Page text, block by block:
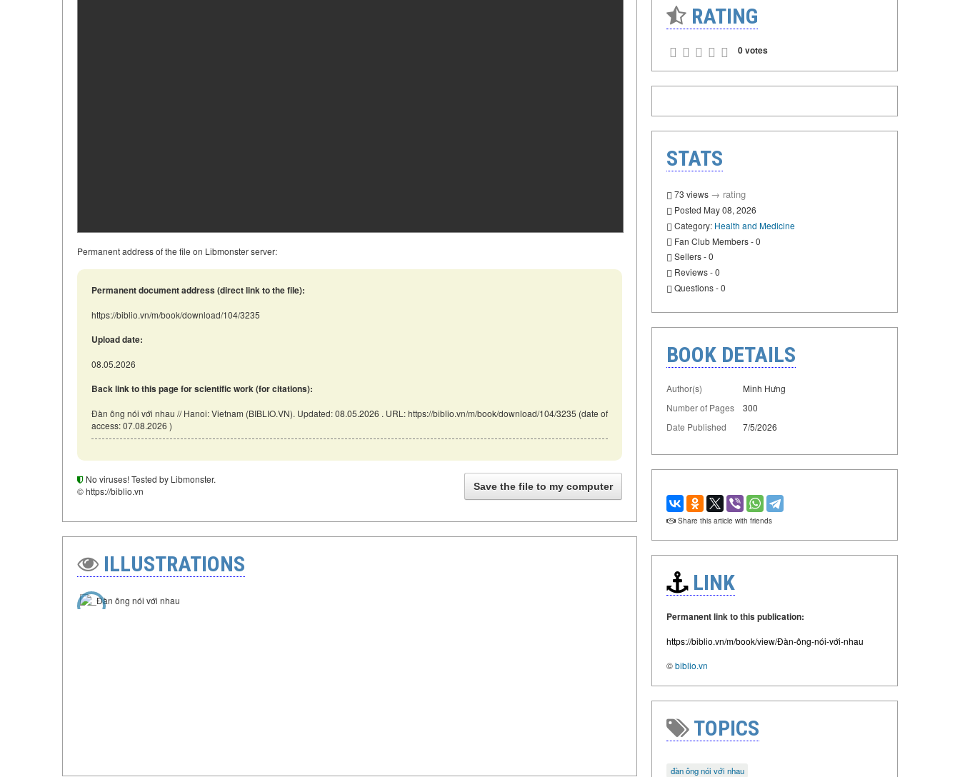
Permanent address of the file on Libmonster server:
Permanent document address (direct link to the file):
https://biblio.vn/m/book/download/104/3235
Upload date:
08.05.2026
Back link to this page for scientific work (for citations):
Đàn ông nói với nhau // Hanoi: Vietnam (BIBLIO.VN). Updated: 08.05.2026 . URL: https://biblio.vn/m/book/download/104/3235 (date of
access: 07.08.2026 )
No viruses! Tested by Libmonster.
© https://biblio.vn
ILLUSTRATIONS
RATING
0 votes
STATS
73 views → rating
Posted May 08, 2026
Category: Health and Medicine
Fan Club Members - 0
Sellers - 0
Reviews - 0
Questions - 0
BOOK DETAILS
Author(s)
Minh Hưng
Number of Pages
300
Date Published
7/5/2026
Share this article with friends
LINK
Permanent link to this publication:
https://biblio.vn/m/book/view/Đàn-ông-nói-với-nhau
©biblio.vn
TOPICS
đàn ông nói với nhau